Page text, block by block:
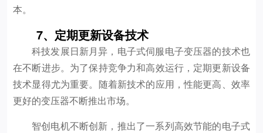
本。
7、定期更新设备技术
科技发展日新月异，电子式伺服电子变压器的技术也
在不断进步。为了保持竞争力和高效运行，定期更新设备
技术显得尤为重要。随着新技术的应用，性能更高、效率
更好的变压器不断推出市场。
智创电机不断创新，推出了一系列高效节能的电子式